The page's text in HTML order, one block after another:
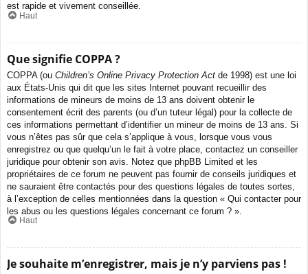
est rapide et vivement conseillée.
Haut
Que signifie COPPA ?
COPPA (ou Children’s Online Privacy Protection Act de 1998) est une loi
aux États-Unis qui dit que les sites Internet pouvant recueillir des
informations de mineurs de moins de 13 ans doivent obtenir le
consentement écrit des parents (ou d’un tuteur légal) pour la collecte de
ces informations permettant d’identifier un mineur de moins de 13 ans. Si
vous n’êtes pas sûr que cela s’applique à vous, lorsque vous vous
enregistrez ou que quelqu’un le fait à votre place, contactez un conseiller
juridique pour obtenir son avis. Notez que phpBB Limited et les
propriétaires de ce forum ne peuvent pas fournir de conseils juridiques et
ne sauraient être contactés pour des questions légales de toutes sortes,
à l’exception de celles mentionnées dans la question « Qui contacter pour
les abus ou les questions légales concernant ce forum ? ».
Haut
Je souhaite m’enregistrer, mais je n’y parviens pas !